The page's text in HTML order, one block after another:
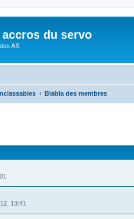
accros du servo
AS
Blabla des membres
13:41